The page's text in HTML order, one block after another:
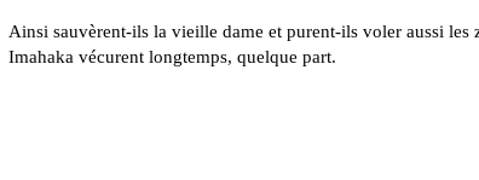
Ainsi sauvèrent-ils la vieille dame et purent-ils voler aussi les
Imahaka vécurent longtemps, quelque part.